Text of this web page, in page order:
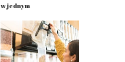
w jednym